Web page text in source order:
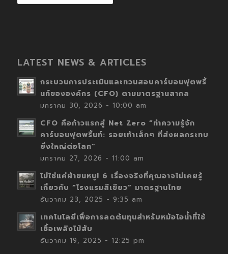
LATEST NEWS & ARTICLES
กระบวนการประเมินและทวนสอบคาร์บอนฟุตพริ้
นท์ขององค์กร (CFO) ตามมาตรฐานสากล
มกราคม 30, 2026 - 10:00 am
CFO คือก้าวแรกสู่ Net Zero “ทำความรู้จัก
คาร์บอนฟุตพริ้นท์: รอยเท้าเล็กๆ ที่ส่งผลกระทบ
ยิ่งใหญ่ต่อโลก”
มกราคม 27, 2026 - 11:00 am
ไม่ใช่แค่ผ้าขนหนู! 6 เรื่องจริงที่คุณอาจไม่เคยรู้
เกี่ยวกับ “โรงแรมสีเขียว” มาตรฐานไทย
ธันวาคม 23, 2025 - 9:35 am
เทคโนโลยีเพื่อการลดต้นทุนสำหรับหม้อไอน้ำที่ใช้
เชื้อเพลิงไม้สับ
ธันวาคม 19, 2025 - 12:25 pm